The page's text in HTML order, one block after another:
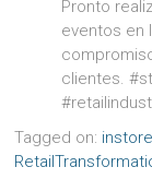
Pronto
eventos en
clientes.
Tagged on: